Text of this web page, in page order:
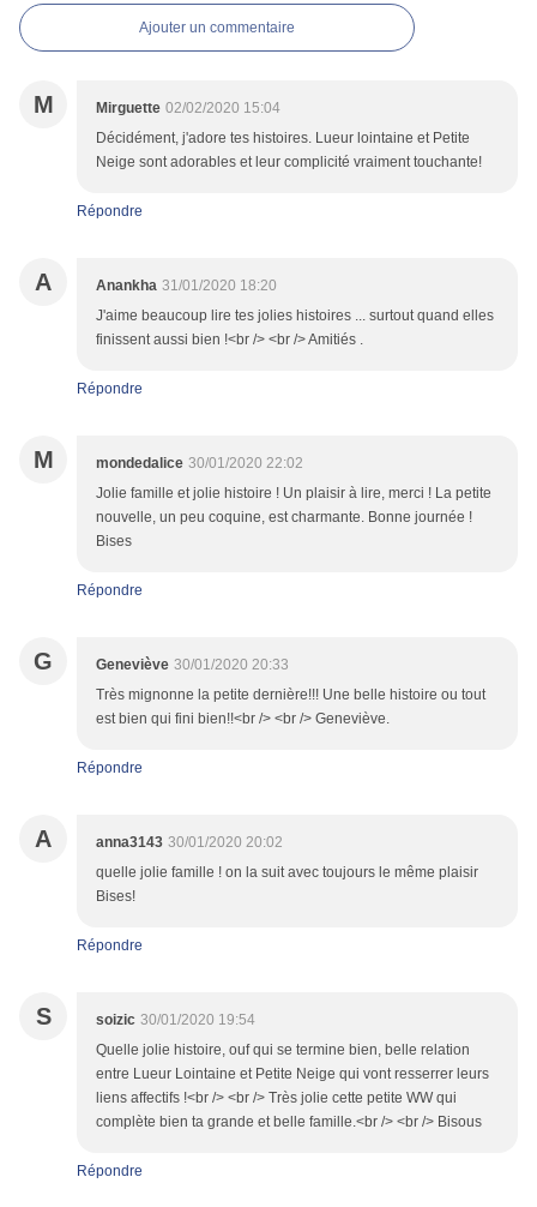
Ajouter un commentaire
M Mirguette 02/02/2020 15:04
Décidément, j'adore tes histoires. Lueur lointaine et Petite
Neige sont adorables et leur complicité vraiment touchante!
Répondre
A Anankha 31/01/2020 18:20
J'aime beaucoup lire tes jolies histoires ... surtout quand elles
finissent aussi bien !<br /> <br /> Amitiés .
Répondre
M mondedalice 30/01/2020 22:02
Jolie famille et jolie histoire ! Un plaisir à lire, merci ! La petite
nouvelle, un peu coquine, est charmante. Bonne journée !
Bises
Répondre
G Geneviève 30/01/2020 20:33
Très mignonne la petite dernière!!! Une belle histoire ou tout
est bien qui fini bien!!<br /> <br /> Geneviève.
Répondre
A anna3143 30/01/2020 20:02
quelle jolie famille ! on la suit avec toujours le même plaisir
Bises!
Répondre
S soizic 30/01/2020 19:54
Quelle jolie histoire, ouf qui se termine bien, belle relation
entre Lueur Lointaine et Petite Neige qui vont resserrer leurs
liens affectifs !<br /> <br /> Très jolie cette petite WW qui
complète bien ta grande et belle famille.<br /> <br /> Bisous
Répondre